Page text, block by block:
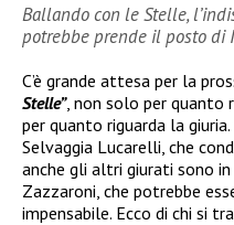
Ballando con le Stelle,
potrebbe prende il posto di
C’è grande attesa per la
Stelle”, non solo per quanto
per quanto riguarda la
Selvaggia Lucarelli, che
anche gli altri giurati sono
Zazzaroni, che potrebbe
impensabile. Ecco di chi si